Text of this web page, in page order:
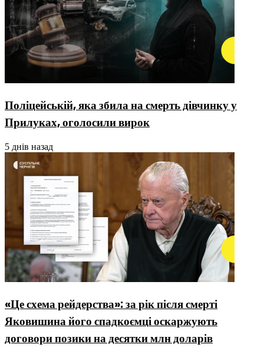
Поліцейській, яка збила на смерть дівчинку у
Прилуках, оголосили вирок
5 днів назад
«Це схема рейдерства»: за рік після смерті
Яковишина його спадкоємці оскаржують
договори позики на десятки млн доларів